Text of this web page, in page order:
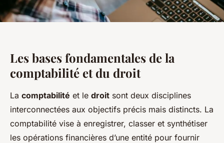
Les bases fondamentales de la
comptabilité et du droit
La comptabilité et le droit sont deux disciplines
interconnectées aux objectifs précis mais distincts. La
comptabilité vise à enregistrer, classer et synthétiser
les opérations financières d’une entité pour fournir